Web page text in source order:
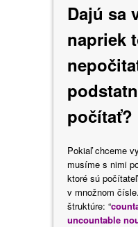
Dajú sa
napriek
počítať?
Pokiaľ chceme
musíme s nimi
ktoré sú
v množnom
štruktúre: “
uncountable